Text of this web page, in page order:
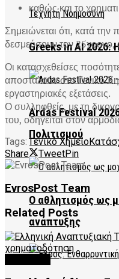
Greeks in AI 2026:
Ardas Festival
Πολιτισμού
Ο αθλητισμός ως
ανάπτυξης
καθώς και το
Σημειώνεται ότι, κατά
δεσμεύσουν τον 25χρονο,
Οι κατασχεθείσες
αποσταλούν στο Γενικό
εργαστηριακές εξετάσεις.
Ο συλληφθείς, με τη
του, οδηγείται στον
Tags: Γενικό Χημείο
Share
TweetPin
EvrosPost Team
Related Posts